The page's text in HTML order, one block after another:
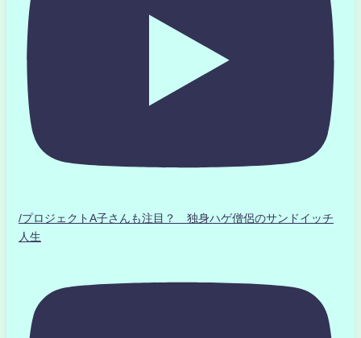
/プロジェクトA子さんも注目？ 独身ハゲ僧侶のサンドイッチ
人生